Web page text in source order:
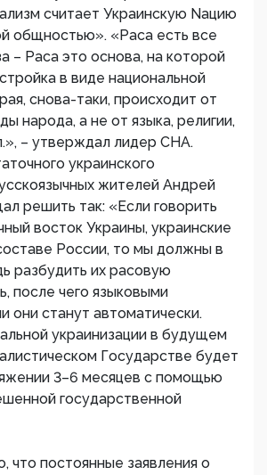
считает Украинскую Nацию
общностью». «Раса есть все
– Раса это основа, на которой
в виде национальной
снова-таки, происходит от
народа, а не от языка, религии,
– утверждал лидер СНА.
украинского
жителей Андрей
решить так: «Если говорить
восток Украины, украинские
России, то мы должны в
разбудить их расовую
после чего языковыми
они станут автоматически.
украинизации в будущем
Государстве будет
3–6 месяцев с помощью
государственной
что постоянные заявления о